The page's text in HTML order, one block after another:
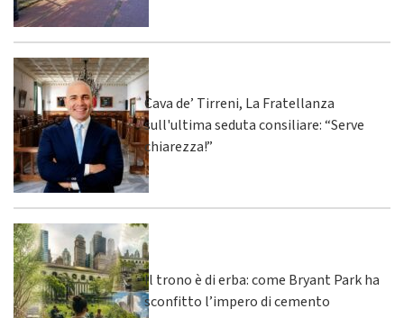
Cava de’ Tirreni, La Fratellanza
sull'ultima seduta consiliare: “Serve
chiarezza!”
Il trono è di erba: come Bryant Park ha
sconfitto l’impero di cemento